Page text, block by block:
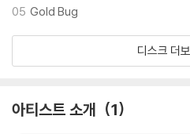
05 Gold Bug
디스크 더
아티스트 소개 1